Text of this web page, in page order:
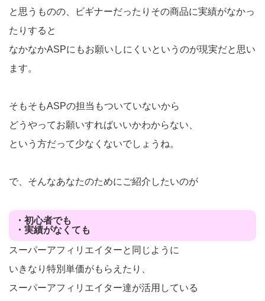
と思うものの、ビギナーだったりその商品に実績がなかっ
たりすると
なかなかASPにもお願いしにくいというのが現実だと思い
ます。
そもそもASPの担当もついていないから
どうやってお願いすればいいかわからない、
という方だって少なくないでしょうね。
で、そんなあなたのためにご紹介したいのが
・初心者でも
・実績がなくても
スーパーアフィリエイターと同じように
いきなり特別単価がもらえたり、
スーパーアフィリエイター達が活用している